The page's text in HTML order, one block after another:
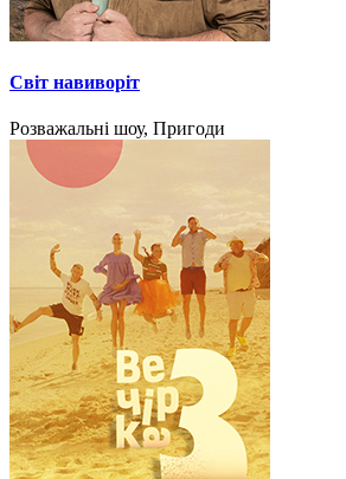
Світ навиворіт
Розважальні шоу, Пригоди